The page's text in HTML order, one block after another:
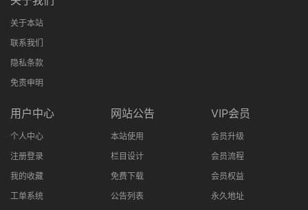
关于本站
联系我们
隐私条款
免责申明
用户中心
个人中心
注册登录
我的收藏
工单系统
网站公告
本站使用
栏目设计
免费下载
公告列表
VIP会员
会员升级
会员流程
会员权益
永久地址